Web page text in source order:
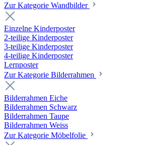
Zur Kategorie Wandbilder
Einzelne Kinderposter
2-teilige Kinderposter
3-teilige Kinderposter
4-teilige Kinderposter
Lernposter
Zur Kategorie Bilderrahmen
Bilderrahmen Eiche
Bilderrahmen Schwarz
Bilderrahmen Taupe
Bilderrahmen Weiss
Zur Kategorie Möbelfolie